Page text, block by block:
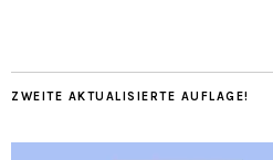
ZWEITE AKTUALISIERTE AUFLAGE!